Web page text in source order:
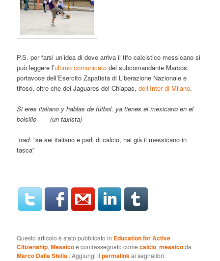
P.S. per farsi un’idea di dove arriva il tifo calcistico messicano si
può leggere l’ultimo comunicato del subcomandante Marcos,
portavoce dell’Esercito Zapatista di Liberazione Nazionale e
tifoso, oltre che dei Jaguares del Chiapas,dell’Inter di Milano.
Si eres italiano y hablas de fútbol, ya tienes el mexicano en el
bolsillo(un taxista)
trad:“se sei italiano e parli di calcio, hai già il messicano in
tasca”
Questo articolo è stato pubblicato in Education for Active
Citizenship,Messicoe contrassegnato comecalcio,messicoda
Marco Dalla Stella . Aggiungi ilpermalinkai segnalibri.